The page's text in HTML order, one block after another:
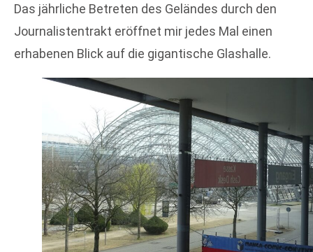
Das jährliche Betreten des Geländes durch den
Journalistentrakt eröffnet mir jedes Mal einen
erhabenen Blick auf die gigantische Glashalle.